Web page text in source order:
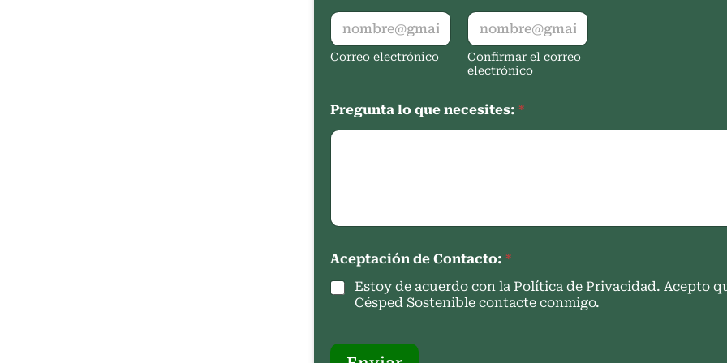
Correo electrónico
Confirmar el correo
electrónico
Pregunta lo que necesites: *
Aceptación de Contacto: *
Estoy de acuerdo con la Política de Privacidad. Acepto
Césped Sostenible contacte conmigo.